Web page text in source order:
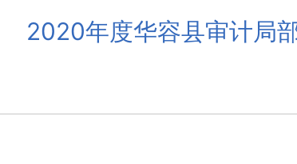
2020年度华容县审计局